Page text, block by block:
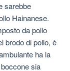
sarebbe
Hainanese.
da pollo
brodo di pollo, è
ha la
sia